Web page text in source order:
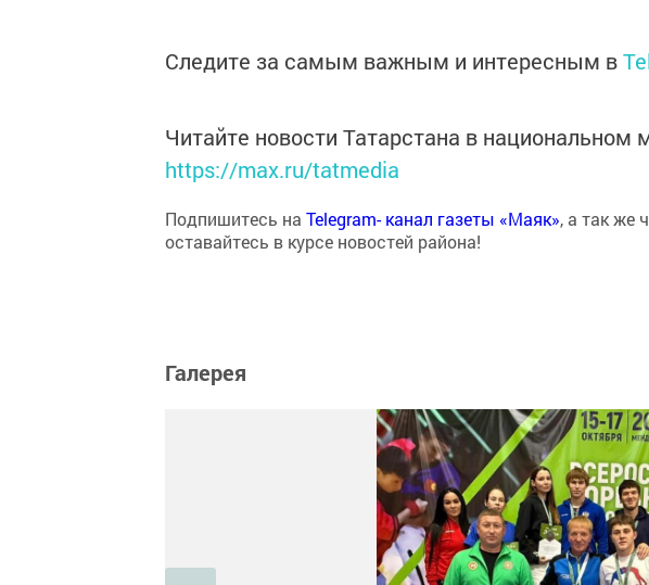
Следите за самым важным и интересным в
Читайте новости Татарстана в
https://max.ru/tatmedia
Подпишитесь на Telegram- канал газеты «Маяк», а так же
оставайтесь в курсе новостей района!
Галерея